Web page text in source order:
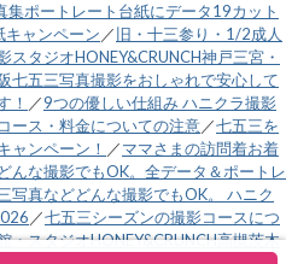
集ポートレート台紙にデータ19カット
ャンペーン／旧・十三参り・1/2成人
スタジオHONEY&CRUNCH神戸三宮・
七五三写真撮影をおしゃれで安心して
！ ／9つの優しい仕組み ハニクラ撮影
ース・料金についての注意／七五三を
ャンペーン！ ／ママさまの訪問着お着
んな撮影でもOK。全データ＆ポートレ
写真などどんな撮影でもOK。 ハニク
／七五三シーズンの撮影コースにつ
・スタジオHONEY&CRUNCH高槻茨木